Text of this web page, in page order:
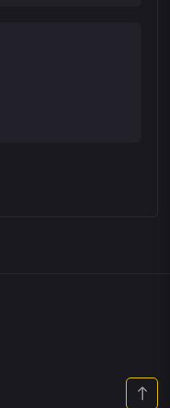
при ее правлении
парижская чернь
день
В январе 1793